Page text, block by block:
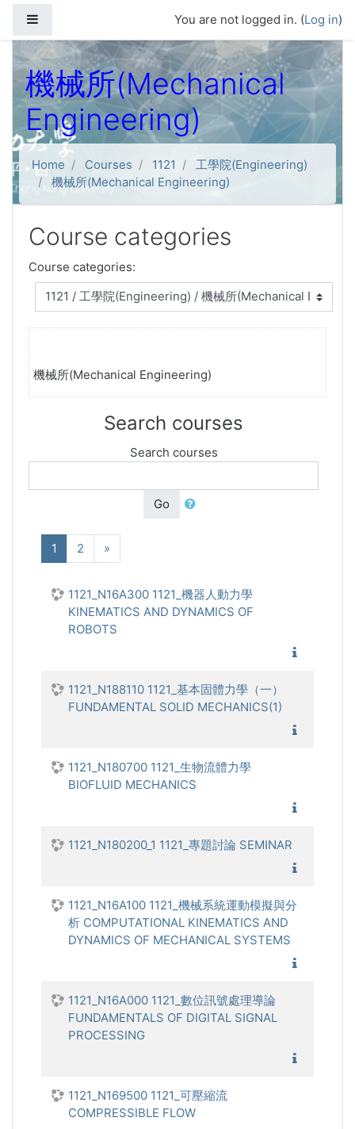
You are not logged in. (Log in)
機械所(Mechanical
Engineering)
Home Courses 1121
工學院(Engineering)
機械所(Mechanical Engineering)
Course categories
Course categories:
機械所(Mechanical Engineering)
Search courses
Search courses
Go
1 (current)
2 »
1121_N16A300 1121_機器人動力學
KINEMATICS AND DYNAMICS OF
ROBOTS
1121_N188110 1121_基本固體力學（一）
FUNDAMENTAL SOLID MECHANICS(1)
1121_N180700 1121_生物流體力學
BIOFLUID MECHANICS
1121_N180200_1 1121_專題討論 SEMINAR
1121_N16A100 1121_機械系統運動模擬與分
析 COMPUTATIONAL KINEMATICS AND
DYNAMICS OF MECHANICAL SYSTEMS
1121_N16A000 1121_數位訊號處理導論
FUNDAMENTALS OF DIGITAL SIGNAL
PROCESSING
1121_N169500 1121_可壓縮流
COMPRESSIBLE FLOW